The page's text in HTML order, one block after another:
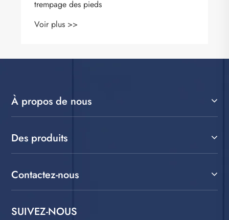
À propos de nous
Des produits
Contactez-nous
SUIVEZ-NOUS